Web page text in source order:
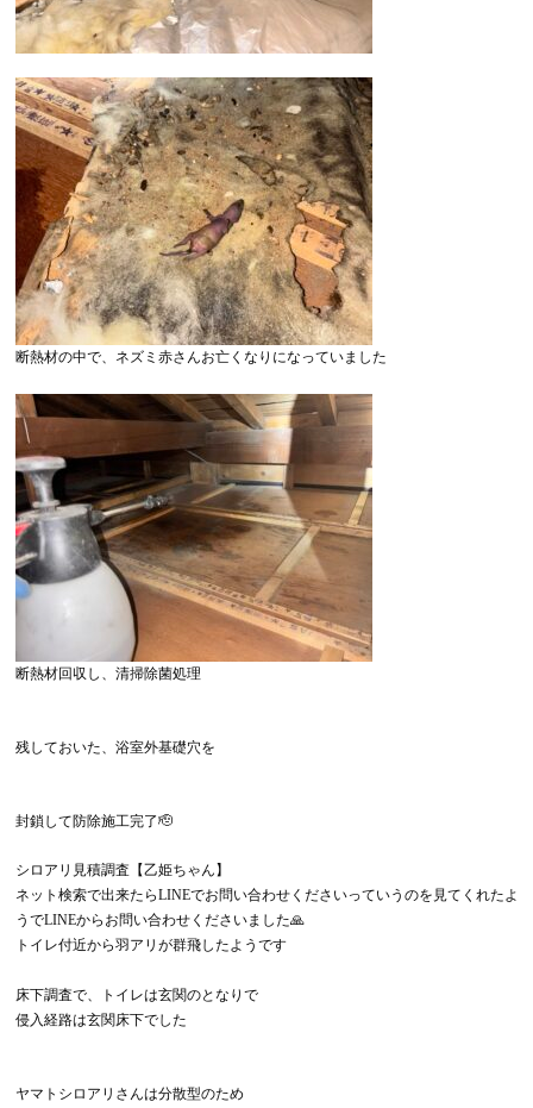
断熱材の中で、ネズミ赤さんお亡くなりになっていました
断熱材回収し、清掃除菌処理
残しておいた、浴室外基礎穴を
封鎖して防除施工完了🫡
シロアリ見積調査【乙姫ちゃん】
ネット検索で出来たらLINEでお問い合わせくださいっていうのを見てくれたよ
うでLINEからお問い合わせくださいました🙏
トイレ付近から羽アリが群飛したようです
床下調査で、トイレは玄関のとなりで
侵入経路は玄関床下でした
ヤマトシロアリさんは分散型のため